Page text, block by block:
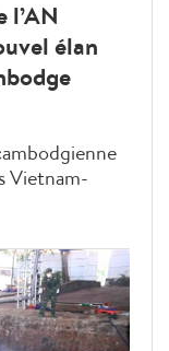
l’AN
élan
Vietnam-